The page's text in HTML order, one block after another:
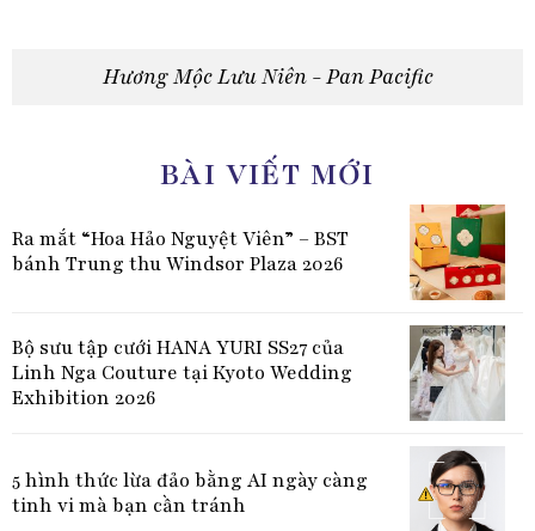
Hương Mộc Lưu Niên - Pan Pacific
BÀI VIẾT MỚI
Ra mắt “Hoa Hảo Nguyệt Viên” – BST
bánh Trung thu Windsor Plaza 2026
Bộ sưu tập cưới HANA YURI SS27 của
Linh Nga Couture tại Kyoto Wedding
Exhibition 2026
5 hình thức lừa đảo bằng AI ngày càng
tinh vi mà bạn cần tránh